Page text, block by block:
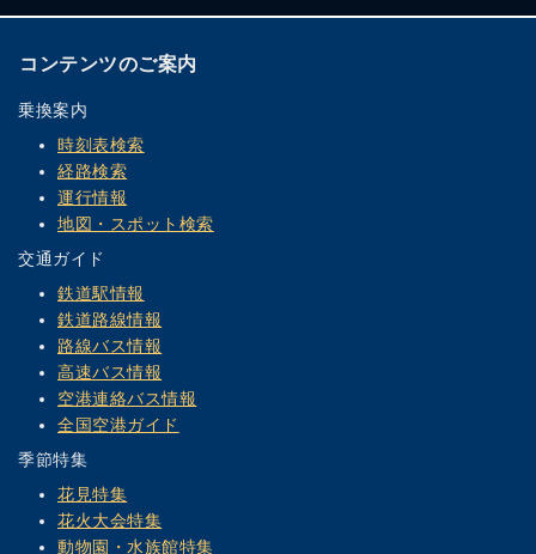
コンテンツのご案内
乗換案内
時刻表検索
経路検索
運行情報
地図・スポット検索
交通ガイド
鉄道駅情報
鉄道路線情報
路線バス情報
高速バス情報
空港連絡バス情報
全国空港ガイド
季節特集
花見特集
花火大会特集
動物園・水族館特集